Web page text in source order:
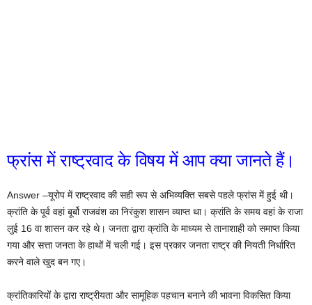
फ्रांस में राष्ट्रवाद के विषय में आप क्या जानते हैं।
Answer –यूरोप में राष्ट्रवाद की सही रूप से अभिव्यक्ति सबसे पहले फ्रांस में हुई थी।
क्रांति के पूर्व वहां बूर्बो राजवंश का निरंकुश शासन व्याप्त था। क्रांति के समय वहां के राजा
लुई 16 वा शासन कर रहे थे। जनता द्वारा क्रांति के माध्यम से तानाशाही को समाप्त किया
गया और सत्ता जनता के हाथों में चली गई। इस प्रकार जनता राष्ट्र की नियती निर्धारित
करने वाले खुद बन गए।
क्रांतिकारियों के द्वारा राष्ट्रीयता और सामूहिक पहचान बनाने की भावना विकसित किया